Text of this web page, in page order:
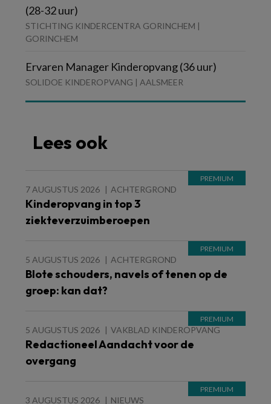
(28-32 uur)
STICHTING KINDERCENTRA GORINCHEM |
GORINCHEM
Ervaren Manager Kinderopvang (36 uur)
SOLIDOE KINDEROPVANG | AALSMEER
Lees ook
7 AUGUSTUS 2026 ACHTERGROND
Kinderopvang in top 3
ziekteverzuimberoepen
5 AUGUSTUS 2026 ACHTERGROND
Blote schouders, navels of tenen op de
groep: kan dat?
5 AUGUSTUS 2026 VAKBLAD KINDEROPVANG
Redactioneel Aandacht voor de
overgang
3 AUGUSTUS 2026 NIEUWS